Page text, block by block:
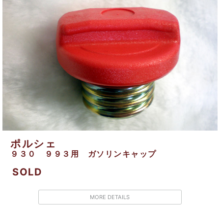
ポルシェ
９３０ ９９３用 ガソリンキャップ
SOLD
MORE DETAILS